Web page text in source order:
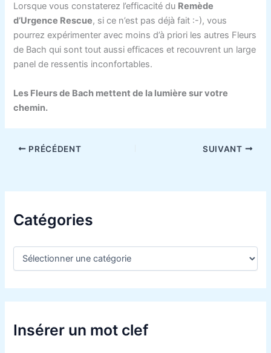
Lorsque vous constaterez l’efficacité du Remède
d’Urgence Rescue, si ce n’est pas déjà fait :-), vous
pourrez expérimenter avec moins d’à priori les autres Fleurs
de Bach qui sont tout aussi efficaces et recouvrent un large
panel de ressentis inconfortables.
Les Fleurs de Bach mettent de la lumière sur votre
chemin.
PRÉCÉDENT SUIVANT
Catégories
Insérer un mot clef